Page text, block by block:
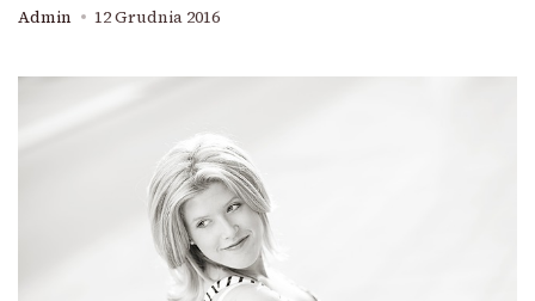
Admin 12 Grudnia 2016